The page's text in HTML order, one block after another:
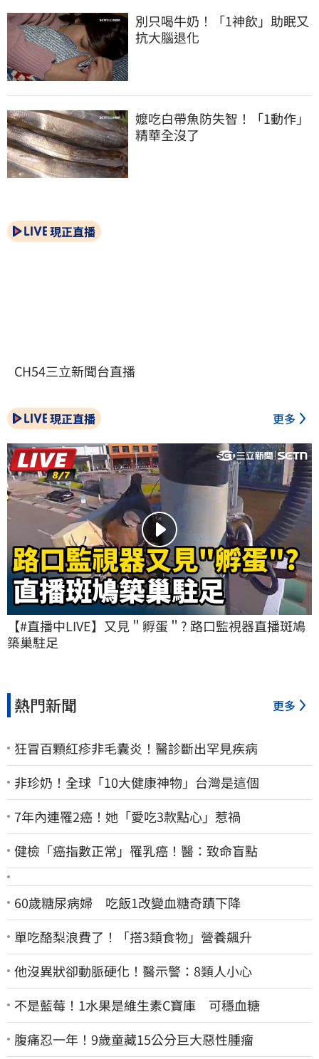
別只喝牛奶！「1神飲」助眠又
抗大腦退化
嬤吃白帶魚防失智！「1動作」
精華全沒了
現正直播
CH54三立新聞台直播
現正直播 更多
【#直播中LIVE】又見＂孵蛋＂? 路口監視器直播斑鳩
築巢駐足
熱門新聞 更多
狂冒百顆紅疹非毛囊炎！醫診斷出罕見疾病
非珍奶！全球「10大健康神物」台灣是這個
7年內連罹2癌！她「愛吃3款點心」惹禍
健檢「癌指數正常」罹乳癌！醫：致命盲點
60歲糖尿病婦 吃飯1改變血糖奇蹟下降
單吃酪梨浪費了！「搭3類食物」營養飆升
他沒異狀卻動脈硬化！醫示警：8類人小心
不是藍莓！1水果是維生素C寶庫 可穩血糖
腹痛忍一年！9歲童藏15公分巨大惡性腫瘤